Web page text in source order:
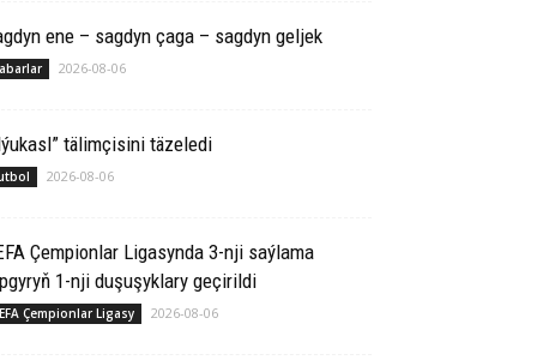
ene – sagdyn çaga – sagdyn geljek
2026-08-06
tälimçisini täzeledi
2026-08-06
Çempionlar Ligasynda 3-nji saýlama
1-nji duşuşyklary geçirildi
Çempionlar Ligasy 2026-08-06